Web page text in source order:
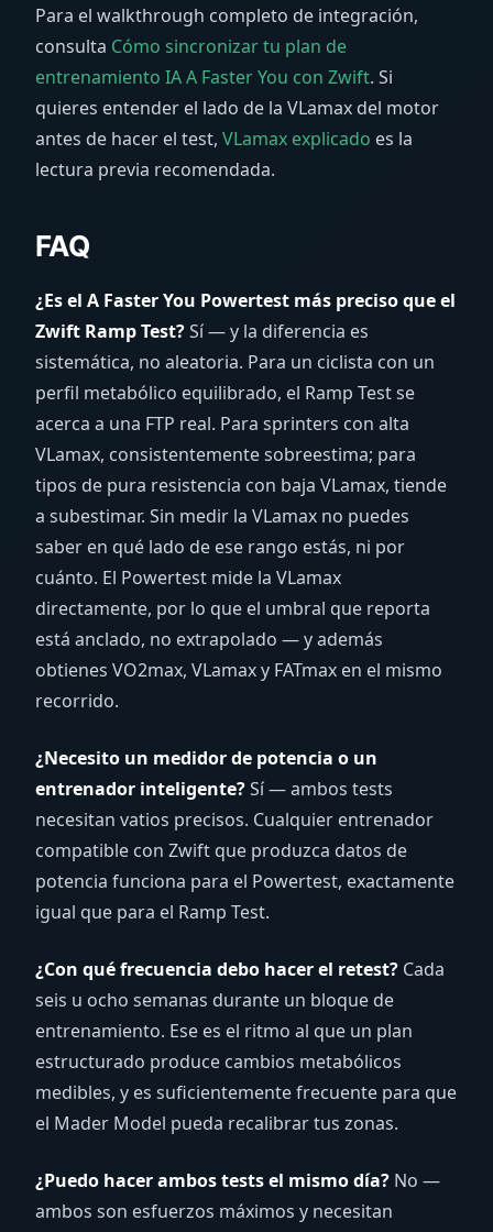
Para el walkthrough completo de integración,
consulta Cómo sincronizar tu plan de
entrenamiento IA A Faster You con Zwift. Si
quieres entender el lado de la VLamax del motor
antes de hacer el test, VLamax explicado es la
lectura previa recomendada.
FAQ
¿Es el A Faster You Powertest más preciso que el
Zwift Ramp Test?Sí — y la diferencia es
sistemática, no aleatoria. Para un ciclista con un
perfil metabólico equilibrado, el Ramp Test se
acerca a una FTP real. Para sprinters con alta
VLamax, consistentemente sobreestima; para
tipos de pura resistencia con baja VLamax, tiende
a subestimar. Sin medir la VLamax no puedes
saber en qué lado de ese rango estás, ni por
cuánto. El Powertest mide la VLamax
directamente, por lo que el umbral que reporta
está anclado, no extrapolado — y además
obtienes VO2max, VLamax y FATmax en el mismo
recorrido.
¿Necesito un medidor de potencia o un
entrenador inteligente?Sí — ambos tests
necesitan vatios precisos. Cualquier entrenador
compatible con Zwift que produzca datos de
potencia funciona para el Powertest, exactamente
igual que para el Ramp Test.
¿Con qué frecuencia debo hacer el retest? Cada
seis u ocho semanas durante un bloque de
entrenamiento. Ese es el ritmo al que un plan
estructurado produce cambios metabólicos
medibles, y es suficientemente frecuente para que
el Mader Model pueda recalibrar tus zonas.
¿Puedo hacer ambos tests el mismo día? No —
ambos son esfuerzos máximos y necesitan